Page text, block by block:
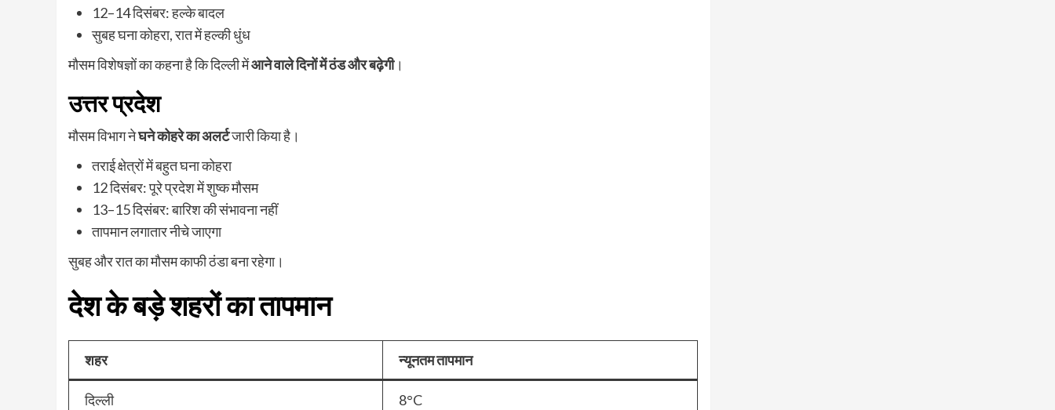
12–14 दिसंबर: हल्के बादल
सुबह घना कोहरा, रात में हल्की धुंध
मौसम विशेषज्ञों का कहना है कि दिल्ली मेंआने वाले दिनों में ठंड और बढ़ेगी।
उत्तर प्रदेश
मौसम विभाग नेघने कोहरे का अलर्टजारी किया है।
तराई क्षेत्रों में बहुत घना कोहरा
12 दिसंबर: पूरे प्रदेश में शुष्क मौसम
13–15 दिसंबर: बारिश की संभावना नहीं
तापमान लगातार नीचे जाएगा
सुबह और रात का मौसम काफी ठंडा बना रहेगा।
देश के बड़े शहरों का तापमान
शहर न्यूनतम तापमान
दिल्ली 8°C